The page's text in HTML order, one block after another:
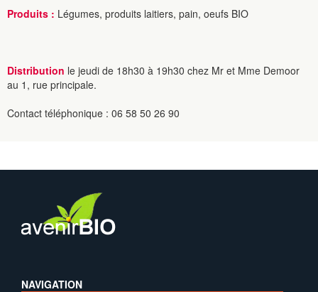
Produits : Légumes, produits laitiers, pain, oeufs BIO
Distribution le jeudi de 18h30 à 19h30 chez Mr et Mme Demoor
au 1, rue principale.
Contact téléphonique : 06 58 50 26 90
NAVIGATION